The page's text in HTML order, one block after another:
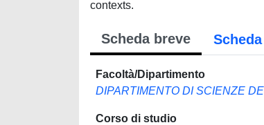
contexts.
Scheda breve
Facoltà/Dipartimento
DIPARTIMENTO DI SCIENZE
Corso di studio